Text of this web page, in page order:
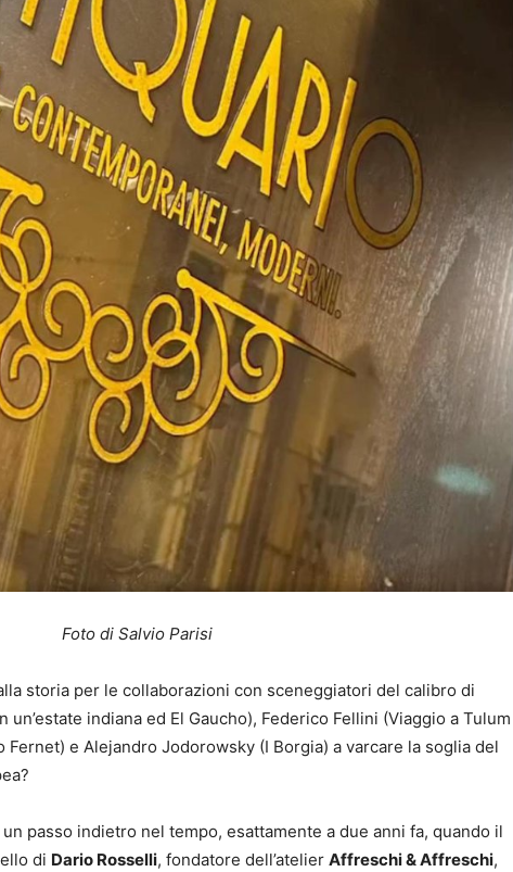
Foto di Salvio Parisi
storia per le collaborazioni con sceneggiatori del calibro di
indiana ed El Gaucho), Federico Fellini (Viaggio a Tulum
Fernet) e Alejandro Jodorowsky (I Borgia) a varcare la soglia del
passo indietro nel tempo, esattamente a due anni fa, quando il
di Dario Rosselli, fondatore dell’atelier Affreschi & Affreschi,